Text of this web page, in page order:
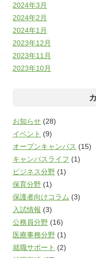
2024年3月
2024年2月
2024年1月
2023年12月
2023年11月
2023年10月
お知らせ (28)
イベント (9)
オープンキャンパス (15)
キャンパスライフ (1)
ビジネス分野 (1)
保育分野 (1)
保護者向けコラム (3)
入試情報 (3)
公務員分野 (16)
医療事務分野 (1)
就職サポート (2)